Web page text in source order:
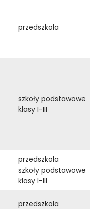
przedszkola
szkoły podstawowe
klasy I-III
przedszkola
szkoły podstawowe
klasy I-III
przedszkola